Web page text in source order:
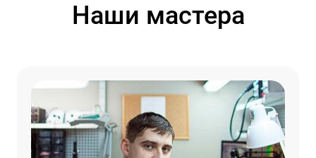
Наши мастера